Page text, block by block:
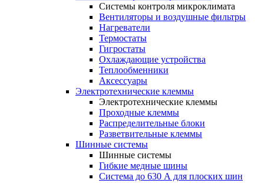
Системы контроля микроклимата
Вентиляторы и воздушные фильтры
Нагреватели
Термостаты
Гигростаты
Охлаждающие устройства
Теплообменники
Аксессуары
Электротехнические клеммы
Электротехнические клеммы
Проходные клеммы
Распределительные блоки
Разветвительные клеммы
Шинные системы
Шинные системы
Гибкие медные шины
Система до 630 А для плоских шин